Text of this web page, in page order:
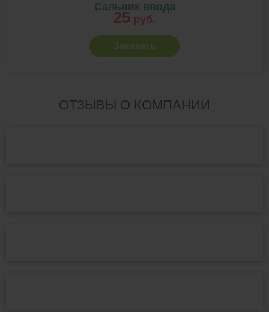
Сальник ввода
25 руб.
Заказать
ОТЗЫВЫ О КОМПАНИИ